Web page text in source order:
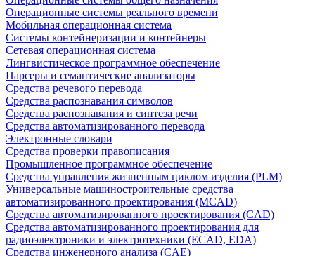
Операционные системы реального времени
Мобильная операционная система
Системы контейнеризации и контейнеры
Сетевая операционная система
Лингвистическое программное обеспечение
Парсеры и семантические анализаторы
Средства речевого перевода
Средства распознавания символов
Средства распознавания и синтеза речи
Средства автоматизированного перевода
Электронные словари
Средства проверки правописания
Промышленное программное обеспечение
Средства управления жизненным циклом изделия (PLM)
Универсальные машиностроительные средства
автоматизированного проектирования (MCAD)
Средства автоматизированного проектирования (CAD)
Средства автоматизированного проектирования для
радиоэлектроники и электротехники (ECAD, EDA)
Средства инженерного анализа (CAE)